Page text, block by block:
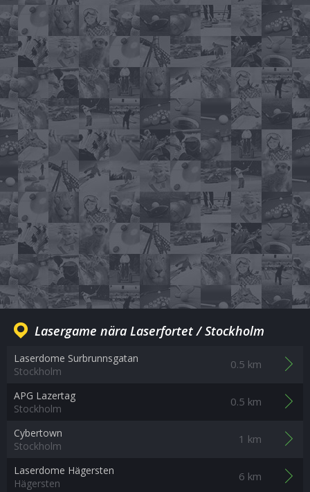
Lasergame nära Laserfortet / Stockholm
Laserdome Surbrunnsgatan
Stockholm
0.5 km
APG Lazertag
Stockholm
0.5 km
Cybertown
Stockholm
1 km
Laserdome Hägersten
Hägersten
6 km